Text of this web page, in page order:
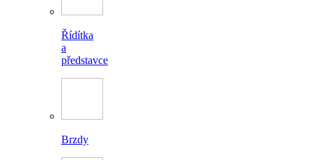
Řídítka
a
představce
Brzdy